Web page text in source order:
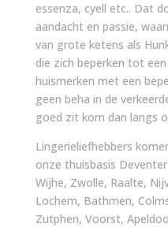
essenza, cyell etc.. Dat
aandacht en passie,
van grote ketens als
die zich beperken tot
huismerken met een
geen beha in de
goed zit kom dan langs
Lingerieliefhebbers
onze thuisbasis
Wijhe, Zwolle, Raalte,
Lochem, Bathmen,
Zutphen, Voorst,